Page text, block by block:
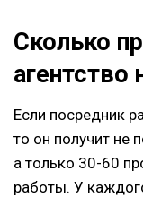
Сколько
Если посредник
то он получит не
а только 30-60
работы. У